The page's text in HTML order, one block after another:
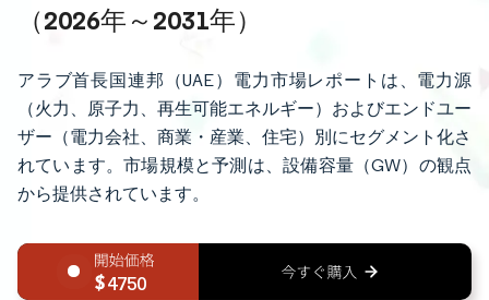
（2026年～2031年）
アラブ首長国連邦（UAE）電力市場レポートは、電力源
（火力、原子力、再生可能エネルギー）およびエンドユー
ザー（電力会社、商業・産業、住宅）別にセグメント化さ
れています。市場規模と予測は、設備容量（GW）の観点
から提供されています。
4750